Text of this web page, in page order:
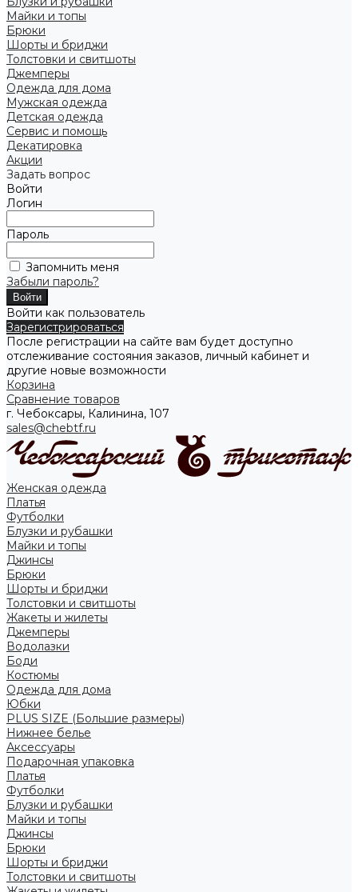
Майки и топы
Брюки
Шорты и бриджи
Толстовки и свитшоты
Джемперы
Одежда для дома
Мужская одежда
Детская одежда
Сервис и помощь
Декатировка
Акции
Задать вопрос
Войти
Логин
Пароль
Запомнить меня
Забыли пароль?
Войти как пользователь
Зарегистрироваться
После регистрации на сайте вам будет доступно
отслеживание состояния заказов, личный кабинет и
другие новые возможности
Корзина
Сравнение товаров
г. Чебоксары, Калинина, 107
sales@chebtf.ru
Женская одежда
Платья
Футболки
Блузки и рубашки
Майки и топы
Джинсы
Брюки
Шорты и бриджи
Толстовки и свитшоты
Жакеты и жилеты
Джемперы
Водолазки
Боди
Костюмы
Одежда для дома
Юбки
PLUS SIZE (Большие размеры)
Нижнее белье
Аксессуары
Подарочная упаковка
Платья
Футболки
Блузки и рубашки
Майки и топы
Джинсы
Брюки
Шорты и бриджи
Толстовки и свитшоты